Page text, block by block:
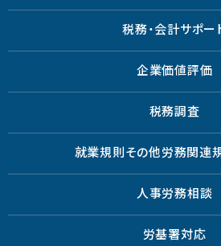
税務・会計サポー
企業価値評価
税務調査
就業規則その他労務関連
人事労務相談
労基署対応